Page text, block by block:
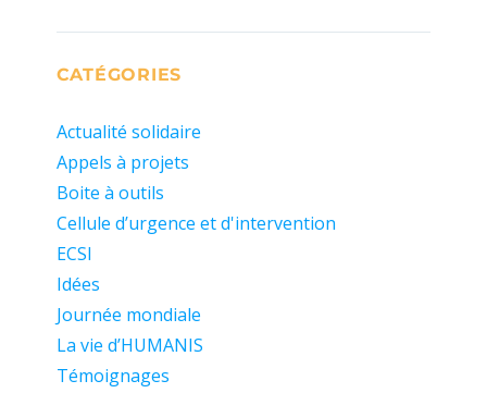
CATÉGORIES
Actualité solidaire
Appels à projets
Boite à outils
Cellule d’urgence et d'intervention
ECSI
Idées
Journée mondiale
La vie d’HUMANIS
Témoignages